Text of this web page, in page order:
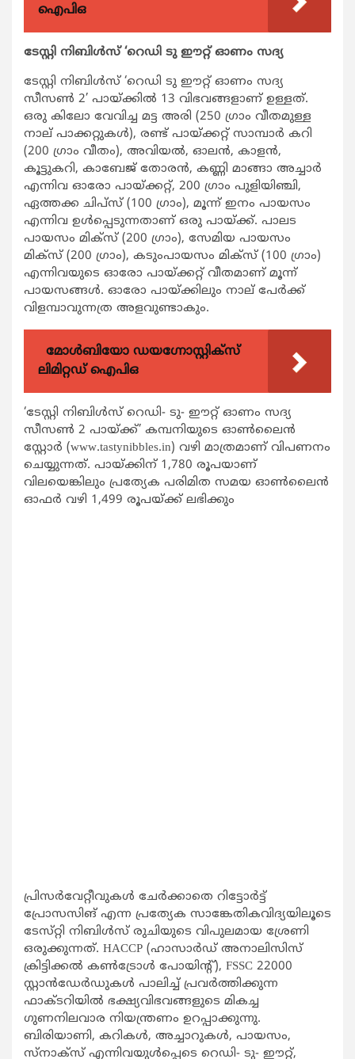
ഐപിഒ
ടേസ്റ്റി നിബിൾസ് ‘റെഡി ടു ഈറ്റ് ഓണം സദ്യ
ടേസ്റ്റി നിബിൾസ് ‘റെഡി ടു ഈറ്റ് ഓണം സദ്യ
സീസൺ 2’ പായ്ക്കിൽ 13 വിഭവങ്ങളാണ് ഉള്ളത്.
ഒരു കിലോ വേവിച്ച മട്ട അരി (250 ഗ്രാം വീതമുള്ള
നാല് പാക്കറ്റുകൾ), രണ്ട് പായ്‌ക്കറ്റ് സാമ്പാർ കറി
(200 ഗ്രാം വീതം), അവിയൽ, ഓലൻ, കാളൻ,
കൂട്ടുകറി, കാബേജ് തോരൻ, കണ്ണി മാങ്ങാ അച്ചാർ
എന്നിവ ഓരോ പായ്‌ക്കറ്റ്‌, 200 ഗ്രാം പുളിയിഞ്ചി,
ഏത്തക്ക ചിപ്സ്‌ (100 ഗ്രാം), മൂന്ന് ഇനം പായസം
എന്നിവ ഉൾപ്പെടുന്നതാണ് ഒരു പായ്ക്ക്. പാലട
പായസം മിക്സ് (200 ഗ്രാം), സേമിയ പായസം
മിക്സ് (200 ഗ്രാം), കടുംപായസം മിക്സ് (100 ഗ്രാം)
എന്നിവയുടെ ഓരോ പായ്‌ക്കറ്റ് വീതമാണ് മൂന്ന്
പായസങ്ങൾ. ഓരോ പായ്‌ക്കിലും നാല് പേർക്ക്
വിളമ്പാവുന്നത്ര അളവുണ്ടാകും.
മോൾബിയോ ഡയഗ്നോസ്റ്റിക്സ്
ലിമിറ്റഡ് ഐപിഒ
‘ടേസ്റ്റി നിബിൾസ് റെഡി- ടു- ഈറ്റ് ഓണം സദ്യ
സീസൺ 2 പായ്ക്ക്’ കമ്പനിയുടെ ഓൺലൈൻ
സ്റ്റോർ (www.tastynibbles.in) വഴി മാത്രമാണ്‌ വിപണനം
ചെയ്യുന്നത്‌. പായ്‌ക്കിന്‌ 1,780 രൂപയാണ്‌
വിലയെങ്കിലും പ്രത്യേക പരിമിത സമയ ഓൺലൈൻ
ഓഫർ വഴി 1,499 രൂപയ്ക്ക് ലഭിക്കും
പ്രിസർവേറ്റീവുകൾ ചേർക്കാതെ റിട്ടോർട്ട്
പ്രോസസിങ്‌ എന്ന പ്രത്യേക സാങ്കേതികവിദ്യയിലൂടെ
ടേസ്‌റ്റി നിബിൾസ്‌ രുചിയുടെ വിപുലമായ ശ്രേണി
ഒരുക്കുന്നത്. HACCP (ഹാസാർഡ് അനാലിസിസ്
ക്രിട്ടിക്കൽ കൺട്രോൾ പോയിന്റ്), FSSC 22000
സ്റ്റാൻഡേർഡുകൾ പാലിച്ച്‌ പ്രവർത്തിക്കുന്ന
ഫാക്‌ടറിയിൽ ഭക്ഷ്യവിഭവങ്ങളുടെ മികച്ച
ഗുണനിലവാര നിയന്ത്രണം ഉറപ്പാക്കുന്നു.
ബിരിയാണി, കറികൾ, അച്ചാറുകൾ, പായസം,
സ്നാക്സ് എന്നിവയുൾപ്പെടെ റെഡി- ടു- ഈറ്റ്,